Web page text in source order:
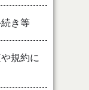
き等
規約に